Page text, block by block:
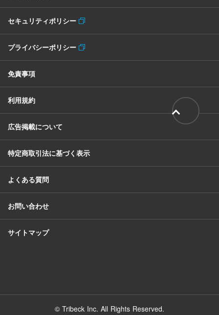
セキュリティポリシー
プライバシーポリシー
免責事項
利用規約
広告掲載について
特定商取引法に基づく表示
よくある質問
お問い合わせ
サイトマップ
© Tribeck Inc. All Rights Reserved.